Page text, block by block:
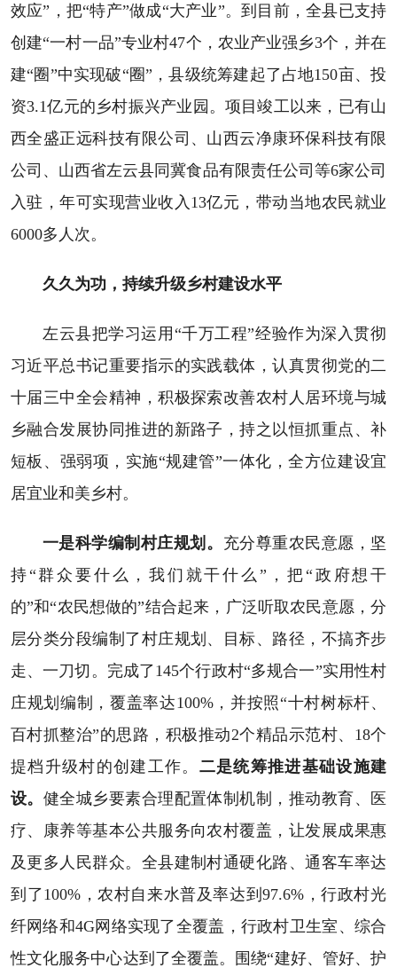
效应”，把“特产”做成“大产业”。到目前，全县已支持
创建“一村一品”专业村47个，农业产业强乡3个，并在
建“圈”中实现破“圈”，县级统筹建起了占地150亩、投
资3.1亿元的乡村振兴产业园。项目竣工以来，已有山
西全盛正远科技有限公司、山西云净康环保科技有限
公司、山西省左云县同冀食品有限责任公司等6家公司
入驻，年可实现营业收入13亿元，带动当地农民就业
6000多人次。
久久为功，持续升级乡村建设水平
左云县把学习运用“千万工程”经验作为深入贯彻
习近平总书记重要指示的实践载体，认真贯彻党的二
十届三中全会精神，积极探索改善农村人居环境与城
乡融合发展协同推进的新路子，持之以恒抓重点、补
短板、强弱项，实施“规建管”一体化，全方位建设宜
居宜业和美乡村。
一是科学编制村庄规划。 充分尊重农民意愿，坚
持“群众要什么，我们就干什么”，把“政府想干
的”和“农民想做的”结合起来，广泛听取农民意愿，分
层分类分段编制了村庄规划、目标、路径，不搞齐步
走、一刀切。完成了145个行政村“多规合一”实用性村
庄规划编制，覆盖率达100%，并按照“十村树标杆、
百村抓整治”的思路，积极推动2个精品示范村、18个
提档升级村的创建工作。 二是统筹推进基础设施建
设。 健全城乡要素合理配置体制机制，推动教育、医
疗、康养等基本公共服务向农村覆盖，让发展成果惠
及更多人民群众。全县建制村通硬化路、通客车率达
到了100%，农村自来水普及率达到97.6%，行政村光
纤网络和4G网络实现了全覆盖，行政村卫生室、综合
性文化服务中心达到了全覆盖。围绕“建好、管好、护